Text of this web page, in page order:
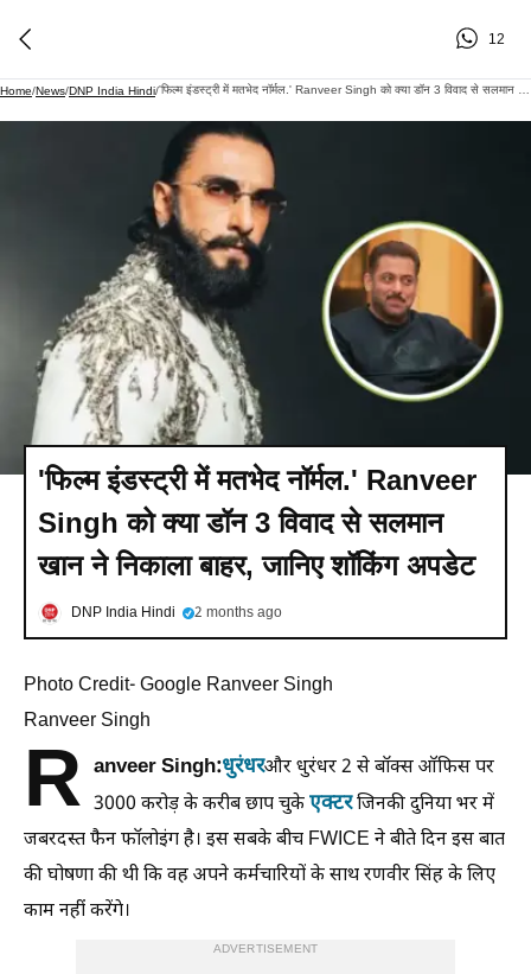
12
Home/News/DNP India Hindi/
'फिल्म इंडस्ट्री में मतभेद नॉर्मल.' Ranveer
Singh को क्या डॉन 3 विवाद से सलमान
खान ने निकाला बाहर, जानिए शॉकिंग अपडेट
DNP India Hindi 2 months ago
Photo Credit- Google Ranveer Singh
Ranveer Singh
R anveer Singh:धुरंधरऔर धुरंधर 2 से बॉक्स ऑफिस पर
3000 करोड़ के करीब छाप चुकेएक्टरजिनकी दुनिया भर में
जबरदस्त फैन फॉलोइंग है। इस सबके बीच FWICE ने बीते दिन इस बात
की घोषणा की थी कि वह अपने कर्मचारियों के साथ रणवीर सिंह के लिए
काम नहीं करेंगे।
ADVERTISEMENT